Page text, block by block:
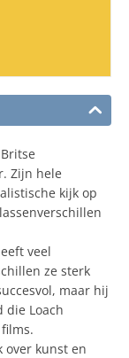
Zijn hele
kijk op
veel
ze sterk
maar hij
die Loach
over kunst en